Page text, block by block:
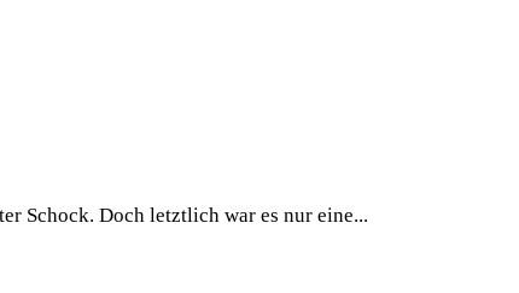
Schock. Doch letztlich war es nur eine...